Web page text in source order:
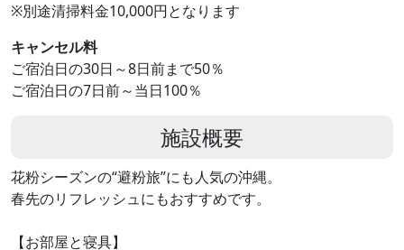
※別途清掃料金10,000円となります
キャンセル料
ご宿泊日の30日～8日前まで50％
ご宿泊日の7日前～当日100％
施設概要
花粉シーズンの“避粉旅”にも人気の沖縄。
春先のリフレッシュにもおすすめです。
【お部屋と寝具】